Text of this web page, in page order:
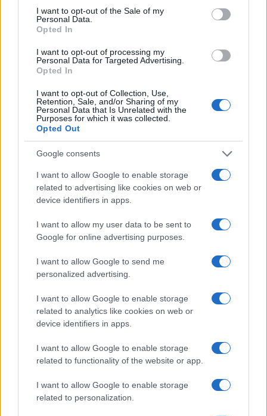
consent section.
I want to opt-out of the Sale of my
Personal Data.
Opted In
I want to opt-out of processing my
Personal Data for Targeted Advertising.
Opted In
I want to opt-out of Collection, Use,
Retention, Sale, and/or Sharing of my
Personal Data that Is Unrelated with the
Purposes for which it was collected.
Opted Out
Google consents
I want to allow Google to enable storage
related to advertising like cookies on web or
device identifiers in apps.
I want to allow my user data to be sent to
Google for online advertising purposes.
I want to allow Google to send me
personalized advertising.
I want to allow Google to enable storage
related to analytics like cookies on web or
device identifiers in apps.
I want to allow Google to enable storage
related to functionality of the website or app.
I want to allow Google to enable storage
related to personalization.
Aon renforce son équipe avec un expert en financement par
crédits d’impôt
Financement de projet : arbitrer entre sources publiques et